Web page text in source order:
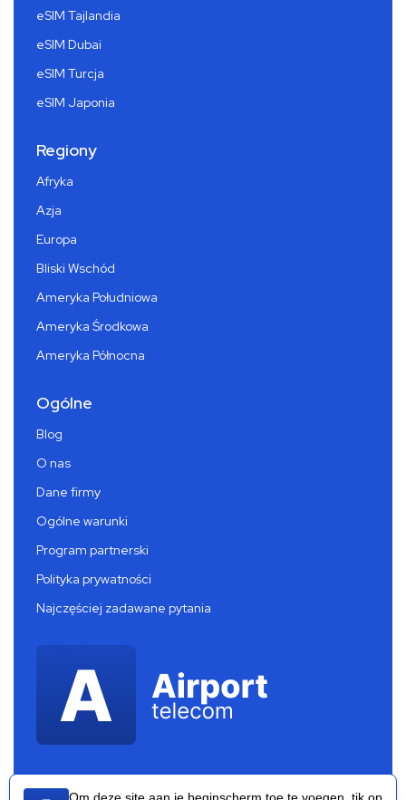
eSIM Tajlandia
eSIM Dubai
eSIM Turcja
eSIM Japonia
Regiony
Afryka
Azja
Europa
Bliski Wschód
Ameryka Południowa
Ameryka Środkowa
Ameryka Północna
Ogólne
Blog
O nas
Dane firmy
Ogólne warunki
Program partnerski
Polityka prywatności
Najczęściej zadawane pytania